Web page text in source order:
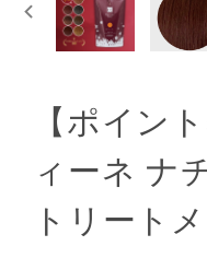
【ポイン
ィーネ ナ
トリート